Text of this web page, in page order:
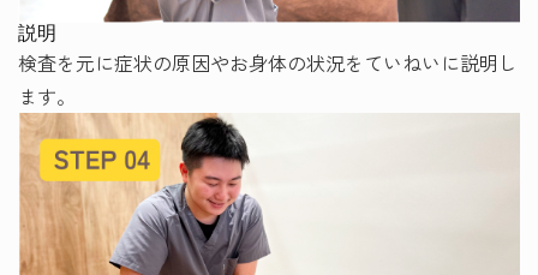
説明
検査を元に症状の原因やお身体の状況をていねいに説明し
ます。